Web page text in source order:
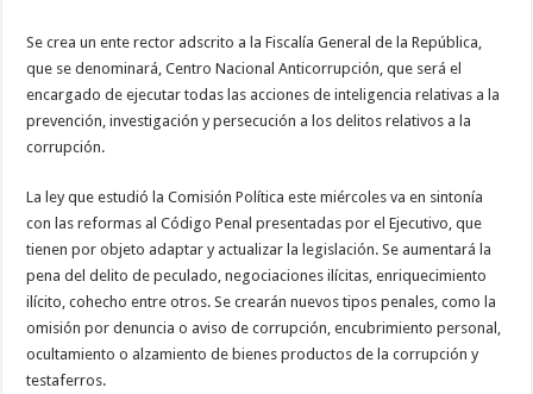
Se crea un ente rector adscrito a la Fiscalía General de la República,
que se denominará, Centro Nacional Anticorrupción, que será el
encargado de ejecutar todas las acciones de inteligencia relativas a la
prevención, investigación y persecución a los delitos relativos a la
corrupción.
La ley que estudió la Comisión Política este miércoles va en sintonía
con las reformas al Código Penal presentadas por el Ejecutivo, que
tienen por objeto adaptar y actualizar la legislación. Se aumentará la
pena del delito de peculado, negociaciones ilícitas, enriquecimiento
ilícito, cohecho entre otros. Se crearán nuevos tipos penales, como la
omisión por denuncia o aviso de corrupción, encubrimiento personal,
ocultamiento o alzamiento de bienes productos de la corrupción y
testaferros.